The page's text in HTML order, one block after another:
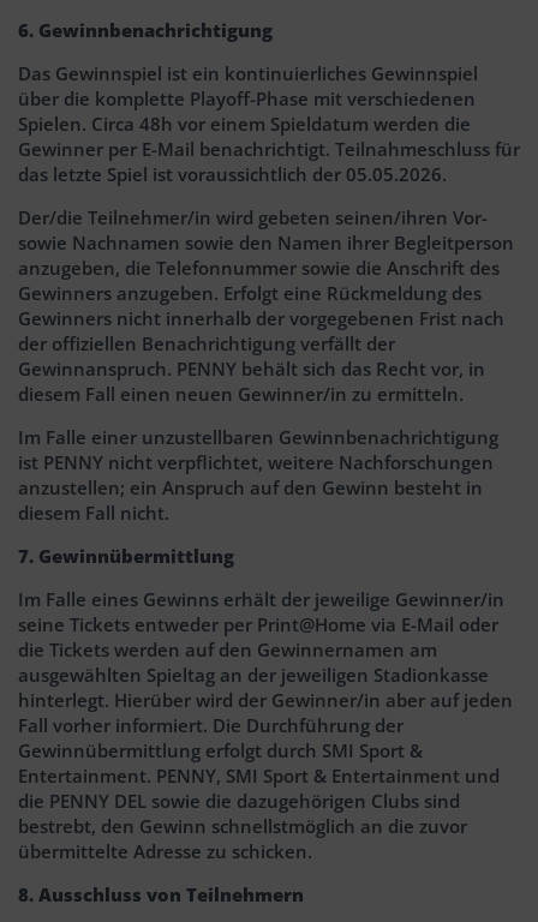
6. Gewinnbenachrichtigung
Das Gewinnspiel ist ein kontinuierliches Gewinnspiel
über die komplette Playoff-Phase mit verschiedenen
Spielen. Circa 48h vor einem Spieldatum werden die
Gewinner per E-Mail benachrichtigt. Teilnahmeschluss für
das letzte Spiel ist voraussichtlich der 05.05.2026.
Der/die Teilnehmer/in wird gebeten seinen/ihren Vor-
sowie Nachnamen sowie den Namen ihrer Begleitperson
anzugeben, die Telefonnummer sowie die Anschrift des
Gewinners anzugeben. Erfolgt eine Rückmeldung des
Gewinners nicht innerhalb der vorgegebenen Frist nach
der offiziellen Benachrichtigung verfällt der
Gewinnanspruch. PENNY behält sich das Recht vor, in
diesem Fall einen neuen Gewinner/in zu ermitteln.
Im Falle einer unzustellbaren Gewinnbenachrichtigung
ist PENNY nicht verpflichtet, weitere Nachforschungen
anzustellen; ein Anspruch auf den Gewinn besteht in
diesem Fall nicht.
7. Gewinnübermittlung
Im Falle eines Gewinns erhält der jeweilige Gewinner/in
seine Tickets entweder per Print@Home via E-Mail oder
die Tickets werden auf den Gewinnernamen am
ausgewählten Spieltag an der jeweiligen Stadionkasse
hinterlegt. Hierüber wird der Gewinner/in aber auf jeden
Fall vorher informiert. Die Durchführung der
Gewinnübermittlung erfolgt durch SMI Sport &
Entertainment. PENNY, SMI Sport & Entertainment und
die PENNY DEL sowie die dazugehörigen Clubs sind
bestrebt, den Gewinn schnellstmöglich an die zuvor
übermittelte Adresse zu schicken.
8. Ausschluss von Teilnehmern